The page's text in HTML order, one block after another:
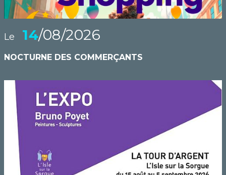
Le 14/08/2026
NOCTURNE DES COMMERÇANTS